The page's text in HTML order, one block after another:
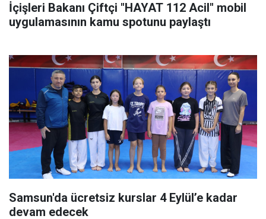
İçişleri Bakanı Çiftçi "HAYAT 112 Acil" mobil
uygulamasının kamu spotunu paylaştı
Samsun'da ücretsiz kurslar 4 Eylül’e kadar
devam edecek